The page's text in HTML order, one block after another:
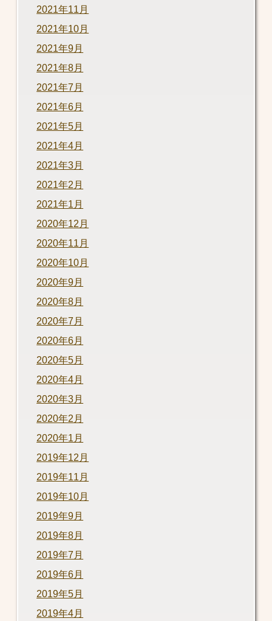
2021年11月
2021年10月
2021年9月
2021年8月
2021年7月
2021年6月
2021年5月
2021年4月
2021年3月
2021年2月
2021年1月
2020年12月
2020年11月
2020年10月
2020年9月
2020年8月
2020年7月
2020年6月
2020年5月
2020年4月
2020年3月
2020年2月
2020年1月
2019年12月
2019年11月
2019年10月
2019年9月
2019年8月
2019年7月
2019年6月
2019年5月
2019年4月